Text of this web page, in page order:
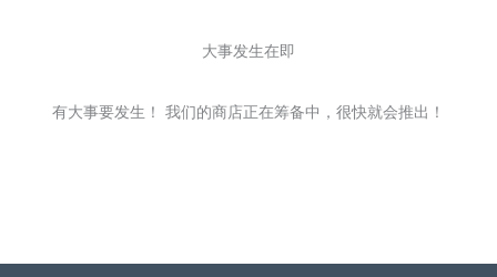
大事发生在即
有大事要发生！ 我们的商店正在筹备中，很快就会推出！